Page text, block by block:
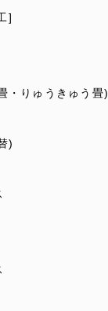
]
・りゅうきゅう畳)
)